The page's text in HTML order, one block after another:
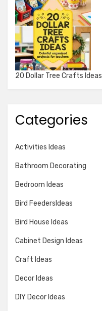
20 Dollar Tree Crafts Ideas
Categories
Activities Ideas
Bathroom Decorating
Bedroom Ideas
Bird FeedersIdeas
Bird House Ideas
Cabinet Design Ideas
Craft Ideas
Decor Ideas
DIY Decor Ideas